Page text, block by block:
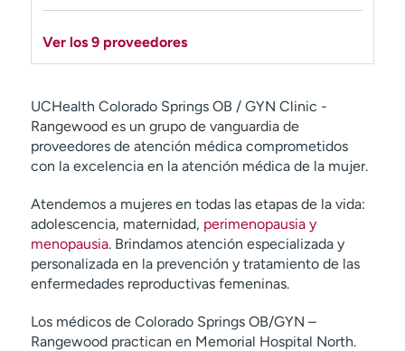
Ver los 9 proveedores
UCHealth Colorado Springs OB / GYN Clinic -
Rangewood es un grupo de vanguardia de
proveedores de atención médica comprometidos
con la excelencia en la atención médica de la mujer.
Atendemos a mujeres en todas las etapas de la vida:
adolescencia, maternidad, perimenopausia y
menopausia. Brindamos atención especializada y
personalizada en la prevención y tratamiento de las
enfermedades reproductivas femeninas.
Los médicos de Colorado Springs OB/GYN –
Rangewood practican en Memorial Hospital North.